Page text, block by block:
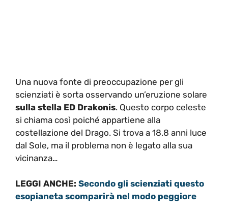
Una nuova fonte di preoccupazione per gli
scienziati è sorta osservando un’eruzione solare
sulla stella ED Drakonis. Questo corpo celeste
si chiama così poiché appartiene alla
costellazione del Drago. Si trova a 18.8 anni luce
dal Sole, ma il problema non è legato alla sua
vicinanza…
LEGGI ANCHE: Secondo gli scienziati questo
esopianeta scomparirà nel modo peggiore